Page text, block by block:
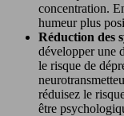
concentration.
humeur plus
Réduction des
développer une
le risque de
réduisez le
être